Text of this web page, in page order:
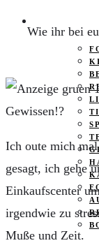
Wie ihr bei
Ich oute mich
gesagt, ich gehe
Einkaufscenter
irgendwie zu
Muße und Zeit.